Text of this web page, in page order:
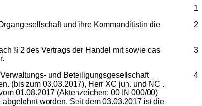
1
2
und ihre Kommanditistin die
3
§ 2 des Vertrags der Handel mit sowie das
4
und Beteiligungsgesellschaft
(bis zum 03.03.2017), Herr XC jun. und NC .
01.08.2017 (Aktenzeichen: 00 IN 000/00)
worden. Seit dem 03.03.2017 ist die